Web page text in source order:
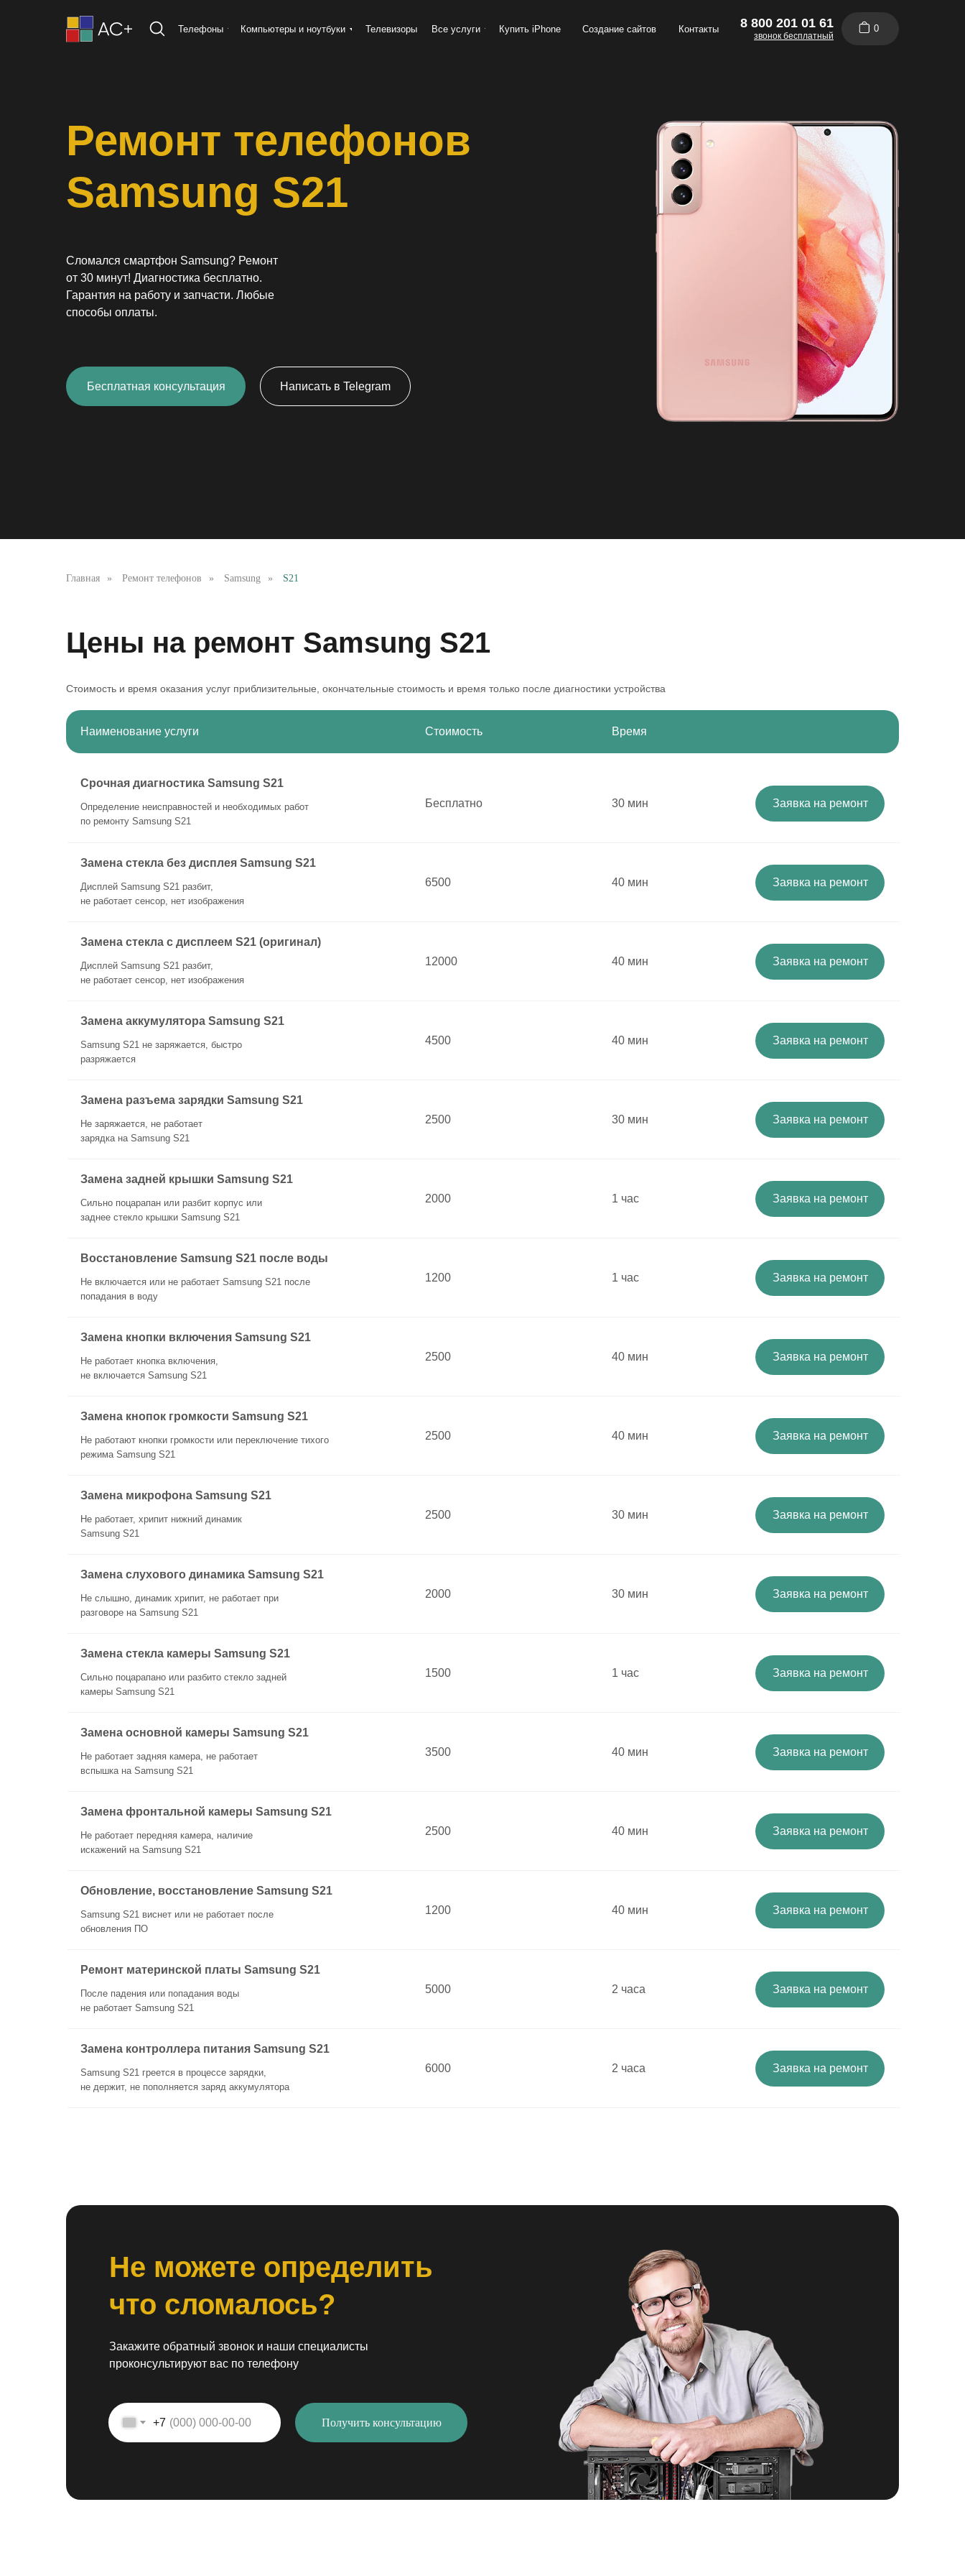
звонок бесплатный
8 800 201 01 61 0
Телефоны Компьютеры и ноутбуки Купить iPhone
Телевизоры Все услуги Контакты
Создание сайтов
Ремонт телефонов
Samsung S21
Сломался смартфон Samsung? Ремонт
от 30 минут! Диагностика бесплатно.
Гарантия на работу и запчасти. Любые
способы оплаты.
Бесплатная консультация Написать в Telegram
Главная » Ремонт телефонов » Samsung » S21
Цены на ремонт Samsung S21
Стоимость и время оказания услуг приблизительные, окончательные стоимость и время только после диагностики устройства
Наименование услуги Стоимость Время
Срочная диагностика Samsung S21
Бесплатно
30 мин Заявка на ремонт
Определение неисправностей и необходимых работ
по ремонту Samsung S21
Замена стекла без дисплея Samsung S21
6500
40 мин Заявка на ремонт
Дисплей Samsung S21 разбит,
не работает сенсор, нет изображения
Замена стекла с дисплеем S21 (оригинал)
12000
40 мин Заявка на ремонт
Дисплей Samsung S21 разбит,
не работает сенсор, нет изображения
Замена аккумулятора Samsung S21
4500
40 мин Заявка на ремонт
Samsung S21 не заряжается, быстро
разряжается
Замена разъема зарядки Samsung S21
2500
30 мин Заявка на ремонт
Не заряжается, не работает
зарядка на Samsung S21
Замена задней крышки Samsung S21
2000
1 час Заявка на ремонт
Сильно поцарапан или разбит корпус или
заднее стекло крышки Samsung S21
Восстановление Samsung S21 после воды
1200
1 час Заявка на ремонт
Не включается или не работает Samsung S21 после
попадания в воду
Замена кнопки включения Samsung S21
2500
40 мин Заявка на ремонт
Не работает кнопка включения,
не включается Samsung S21
Замена кнопок громкости Samsung S21
2500
40 мин Заявка на ремонт
Не работают кнопки громкости или переключение тихого
режима Samsung S21
Замена микрофона Samsung S21
2500
30 мин Заявка на ремонт
Не работает, хрипит нижний динамик
Samsung S21
Замена слухового динамика Samsung S21
2000
30 мин Заявка на ремонт
Не слышно, динамик хрипит, не работает при
разговоре на Samsung S21
Замена стекла камеры Samsung S21
1500
1 час Заявка на ремонт
Сильно поцарапано или разбито стекло задней
камеры Samsung S21
Замена основной камеры Samsung S21
3500
40 мин Заявка на ремонт
Не работает задняя камера, не работает
вспышка на Samsung S21
Замена фронтальной камеры Samsung S21
2500
40 мин Заявка на ремонт
Не работает передняя камера, наличие
искажений на Samsung S21
Обновление, восстановление Samsung S21
1200
40 мин Заявка на ремонт
Samsung S21 виснет или не работает после
обновления ПО
Ремонт материнской платы Samsung S21
5000
2 часа Заявка на ремонт
После падения или попадания воды
не работает Samsung S21
Замена контроллера питания Samsung S21
6000
2 часа Заявка на ремонт
Samsung S21 греется в процессе зарядки,
не держит, не пополняется заряд аккумулятора
Не можете определить
что сломалось?
Закажите обратный звонок и наши специалисты
проконсультируют вас по телефону
+7 Получить консультацию